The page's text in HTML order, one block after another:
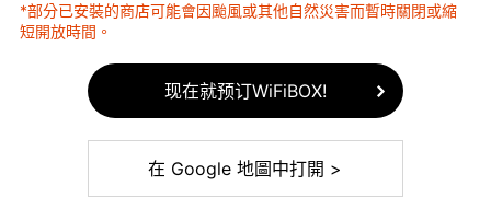
*部分已安裝的商店可能會因颱風或其他自然災害而暫時關閉或縮
短開放時間。
现在就预订WiFiBOX!
在 Google 地圖中打開 >